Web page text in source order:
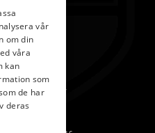
85 00
vår
om din
våra
kan
som
de har
deras